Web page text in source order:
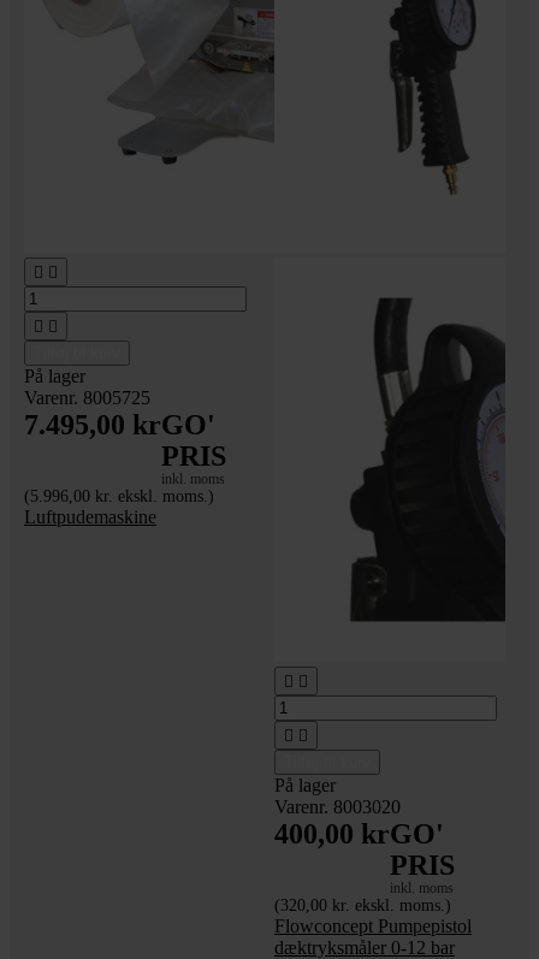
 
 
På lager
Varenr. 8005725
7.495,00 krGO'
PRIS
inkl. moms
(5.996,00 kr. ekskl. moms.)
Luftpudemaskine
 
 
På lager
Varenr. 8003020
400,00 krGO'
PRIS
inkl. moms
(320,00 kr. ekskl. moms.)
Flowconcept Pumpepistol
dæktryksmåler 0-12 bar